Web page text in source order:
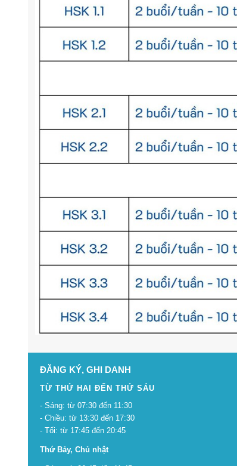
ĐĂNG KÝ, GHI DANH
TỪ THỨ HAI ĐẾN THỨ SÁU
- Sáng: từ 07:30 đến 11:30
- Chiều: từ 13:30 đến 17:30
- Tối: từ 17:45 đến 20:45
Thứ Bảy, Chủ nhật